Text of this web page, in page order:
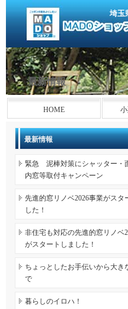
埼玉
最新情報
HOME
最新情報
緊急 泥棒対策にシャッター・
内窓等取付キャンペーン
先進的窓リノベ2026事業がスタ
した！
非住宅も対応の先進的窓リノベ
がスタートしました！
ちょっとしたお手伝いから大き
で
暮らしのイロハ！